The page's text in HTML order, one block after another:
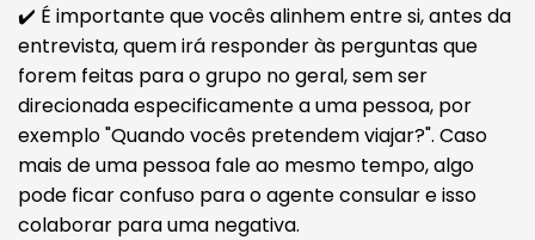
✔️ É importante que vocês alinhem entre si, antes da
entrevista, quem irá responder às perguntas que
forem feitas para o grupo no geral, sem ser
direcionada especificamente a uma pessoa, por
exemplo "Quando vocês pretendem viajar?". Caso
mais de uma pessoa fale ao mesmo tempo, algo
pode ficar confuso para o agente consular e isso
colaborar para uma negativa.